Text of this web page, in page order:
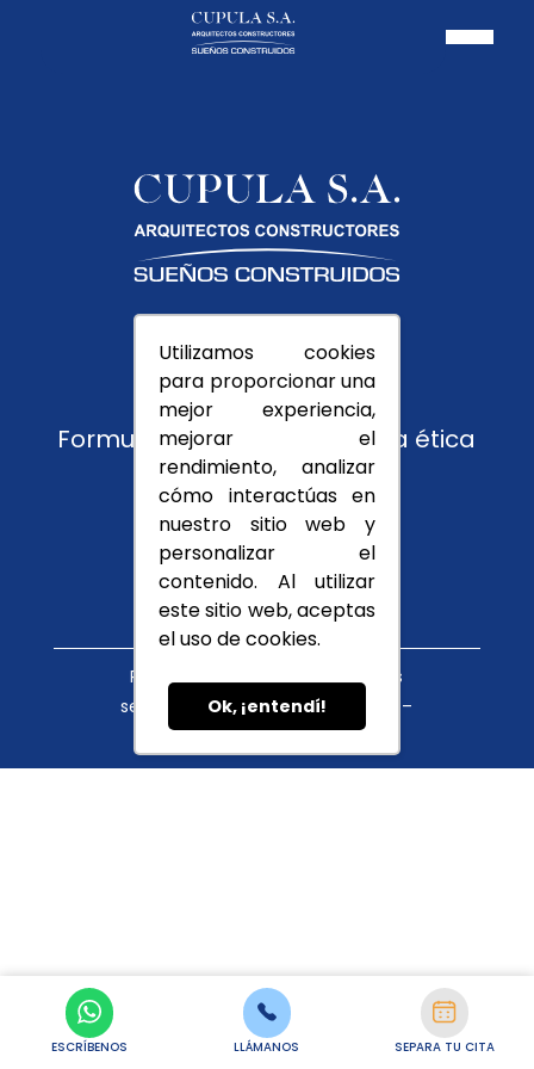
Utilizamos cookies
para proporcionar una
mejor experiencia,
mejorar el
rendimiento, analizar
cómo interactúas en
nuestro sitio web y
personalizar el
contenido. Al utilizar
este sitio web, aceptas
el uso de cookies.
Ok, ¡entendí!
ESCRÍBENOS LLÁMANOS SEPARA TU CITA
Usuarios
Trabaja con nosotros
Formulario de reporte y línea ética
Montevedra
Conócenos
Blog
Política de tratamiento de datos
servicioalcliente@cupula.com.co –
habeasdata@cupula.com.co